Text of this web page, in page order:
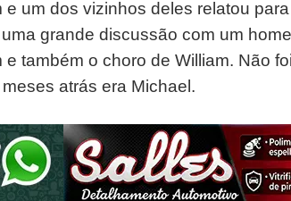
um dos vizinhos deles relatou
grande discussão com um
também o choro de William. Não
atrás era Michael.